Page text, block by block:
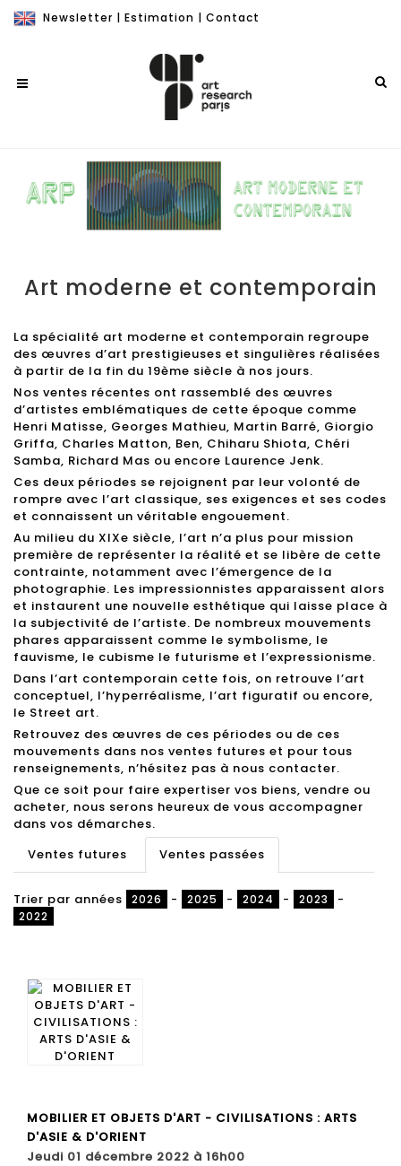
Newsletter | Estimation | Contact
Art moderne et contemporain
La spécialité art moderne et contemporain regroupe
des œuvres d’art prestigieuses et singulières réalisées
à partir de la fin du 19ème siècle à nos jours.
Nos ventes récentes ont rassemblé des œuvres
d’artistes emblématiques de cette époque comme
Henri Matisse, Georges Mathieu, Martin Barré, Giorgio
Griffa, Charles Matton, Ben, Chiharu Shiota, Chéri
Samba, Richard Mas ou encore Laurence Jenk.
Ces deux périodes se rejoignent par leur volonté de
rompre avec l’art classique, ses exigences et ses codes
et connaissent un véritable engouement.
Au milieu du XIXe siècle, l’art n’a plus pour mission
première de représenter la réalité et se libère de cette
contrainte, notamment avec l’émergence de la
photographie. Les impressionnistes apparaissent alors
et instaurent une nouvelle esthétique qui laisse place à
la subjectivité de l’artiste. De nombreux mouvements
phares apparaissent comme le symbolisme, le
fauvisme, le cubisme le futurisme et l’expressionisme.
Dans l’art contemporain cette fois, on retrouve l’art
conceptuel, l’hyperréalisme, l’art figuratif ou encore,
le Street art.
Retrouvez des œuvres de ces périodes ou de ces
mouvements dans nos ventes futures et pour tous
renseignements, n’hésitez pas à nous contacter.
Que ce soit pour faire expertiser vos biens, vendre ou
acheter, nous serons heureux de vous accompagner
dans vos démarches.
Ventes futures
Ventes passées
Trier par années 2026 - 2025 - 2024 - 2023 -
2022
MOBILIER ET OBJETS D'ART - CIVILISATIONS : ARTS
D'ASIE & D'ORIENT
jeudi 01 décembre 2022 à 16h00